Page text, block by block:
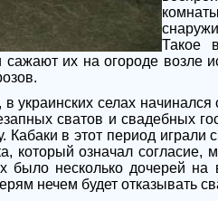
Такое
их на огороде возле
украинских селах
сватов и свадебных
Кабаки в этот период
который означал согласие,
было несколько дочерей
нечем будет отказывать